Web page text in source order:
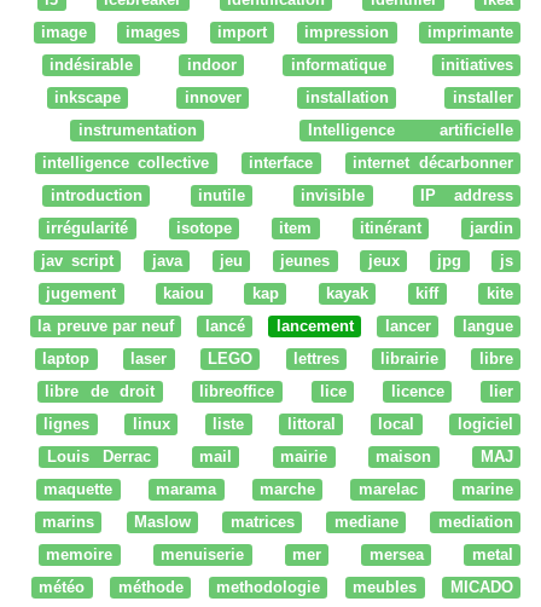
image
images import impression
imprimante
indésirable
indoor informatique
initiatives
inkscape
innover installation
installer
instrumentation
Intelligence artificielle
intelligence collective
interface
internet décarbonner
introduction
inutile invisible
IP address
irrégularité
isotope item itinérant
jardin
jav script
java jeu jeunes jeux jpg
js
jugement
kaiou kap kayak kiff
kite
la preuve par neuf
lancé lancement lancer
langue
laptop
laser LEGO lettres librairie
libre
libre de droit
libreoffice lice licence
lier
lignes
linux liste littoral local
logiciel
Louis Derrac
mail mairie maison
MAJ
maquette
marama marche marelac
marine
marins
Maslow matrices mediane
mediation
memoire
menuiserie mer mersea
metal
météo
méthode methodologie meubles
MICADO